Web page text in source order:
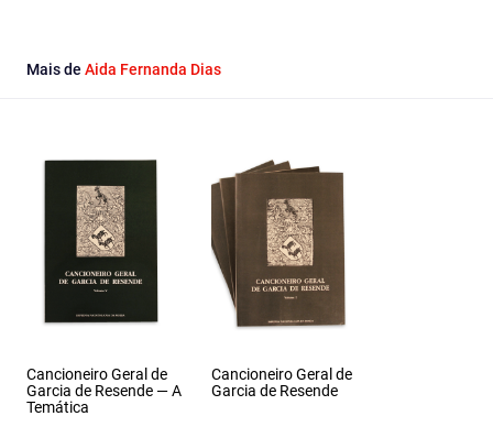
Mais de Aida Fernanda Dias
Cancioneiro Geral de
Garcia de Resende — A
Temática
Cancioneiro Geral de
Garcia de Resende